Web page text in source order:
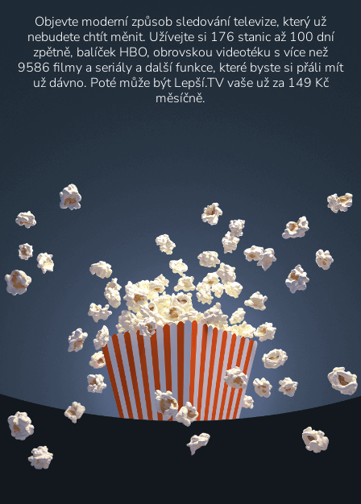
Objevte moderní způsob sledování televize, který už
nebudete chtít měnit. Užívejte si 176 stanic až 100 dní
zpětně, balíček HBO, obrovskou videotéku s více než
9586 filmy a seriály a další funkce, které byste si přáli mít
už dávno. Poté může být Lepší.TV vaše už za 149 Kč
měsíčně.